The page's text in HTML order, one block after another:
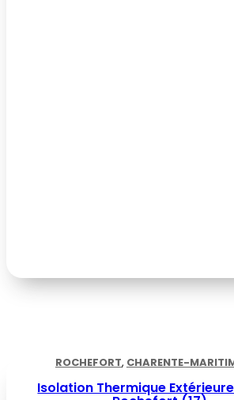
ROCHEFORT, CHARENTE-
Isolation Thermique